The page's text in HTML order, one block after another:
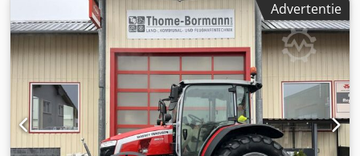
volgens serviceboekje * Straatlegaal, 40 km/u * 4x4
vierwielaandrijving * Bouwjaar 2021 * Bedrijfsgewicht
6.200 kg * Bandenmaat 340/85 R24 voor, 420/85 R34
achter, ca. 80% * * Ik stuur u graag een video via
WhatsApp Dsdpjy Ubgusfx Aqwjkr * WhatsApp: * Contact
Pools, ????? ?????: * Verkoop alleen aan handelaren, zonder
garantie, alle gegevens onder voorbehoud, tussentijdse
verkoop voorbehouden
Advertentie